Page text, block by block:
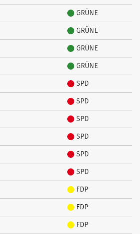
GRÜNE
GRÜNE
GRÜNE
GRÜNE
SPD
SPD
SPD
SPD
SPD
SPD
FDP
FDP
FDP